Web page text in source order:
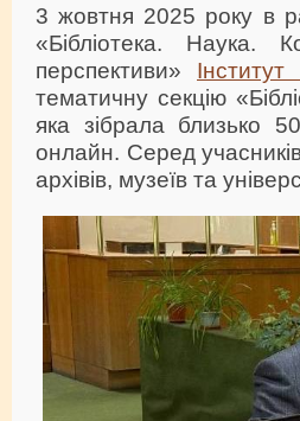
3 жовтня 2025 року в
«Бібліотека. Наука.
перспективи»
тематичну секцію
яка зібрала близько
онлайн. Серед учасників
архівів, музеїв та